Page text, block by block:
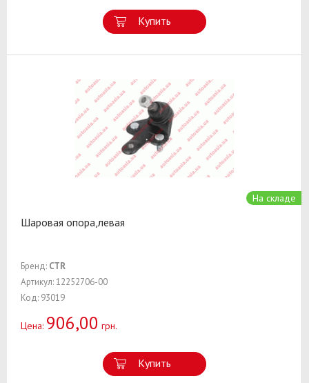
Купить
На складе
Шаровая опора,левая
Бренд: CTR
Артикул: 12252706-00
Код: 93019
Цена: 906,00 грн.
Купить